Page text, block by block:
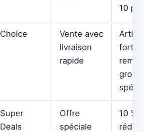
10
Choice
Vente avec
livraison
rapide
Super
Deals
Offre
spéciale
10 %